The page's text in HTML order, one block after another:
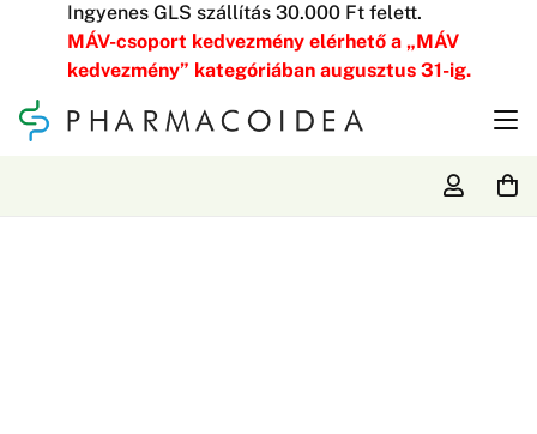
Ingyenes GLS szállítás 30.000 Ft felett.
MÁV-csoport kedvezmény elérhető a „MÁV
kedvezmény” kategóriában augusztus 31-ig.